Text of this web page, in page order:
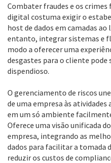
Combater fraudes e os
digital costuma exigir o
host de dados em camadas
entanto, integrar sistemas e
modo a oferecer uma
desgastes para o cliente pode
dispendioso.
O gerenciamento de riscos
de uma empresa às
em um só ambiente
Oferece uma visão unificada
empresa, integrando as
dados para facilitar a tomada
reduzir os custos de